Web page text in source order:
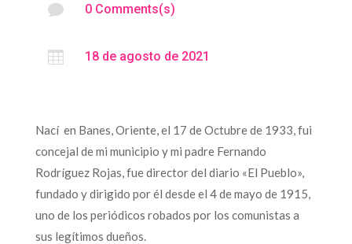
 0 Comments(s)
 18 de agosto de 2021
Nací en Banes, Oriente, el 17 de Octubre de 1933, fui
concejal de mi municipio y mi padre Fernando
Rodríguez Rojas, fue director del diario «El Pueblo»,
fundado y dirigido por él desde el 4 de mayo de 1915,
uno de los periódicos robados por los comunistas a
sus legítimos dueños.